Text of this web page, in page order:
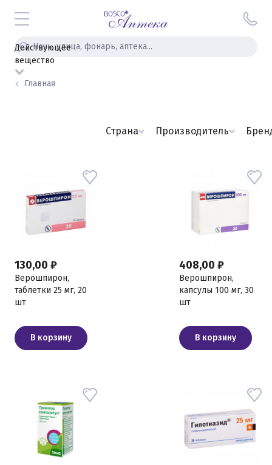
Главная
Действующее
вещество
Страна Производитель
130,00 ₽
Верошпирон,
таблетки 25 мг, 20
шт
В корзину
408,00 ₽
Верошпирон,
капсулы 100 мг, 30
шт
В корзину